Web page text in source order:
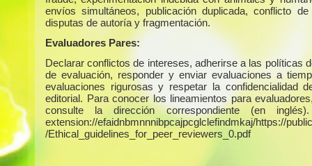
envíos simultáneos, publicación duplicada, conflicto de
disputas de autoría y fragmentación.
Evaluadores Pares:
Declarar conflictos de intereses, adherirse a las políticas
de evaluación, responder y enviar evaluaciones a
evaluaciones rigurosas y respetar la confidencialidad
editorial. Para conocer los lineamientos para
consulte la dirección correspondiente (en
extension://efaidnbmnnnibpcajpcglclefindmkaj/https://
/Ethical_guidelines_for_peer_reviewers_0.pdf